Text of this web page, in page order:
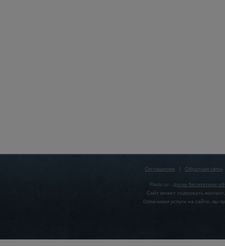
Соглашение | Обратная связь
Flado.ru - доска бесплатных
Сайт может содержать
Оплачивая услуги на сайте, вы